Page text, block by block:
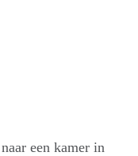
een kamer in